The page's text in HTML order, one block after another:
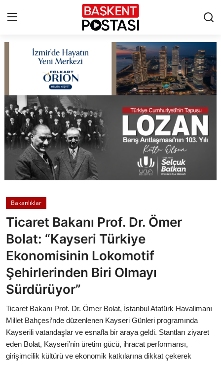
Çerez Politikası
Künye
Ankara
TBMM
Cumhurbaşkanlığı
Bakanlıklar
Siyasi Partiler
Mülki İdare
Toplum ve Yaşam
Sivil Toplum Kuruluşları
Kamu Kurumları ve Üst Kurullar
Bakanlıklar
Ticaret Bakanı Prof. Dr. Ömer
Bolat: “Kayseri Türkiye
Ekonomisinin Lokomotif
Şehirlerinden Biri Olmayı
Sürdürüyor”
Ticaret Bakanı Prof. Dr. Ömer Bolat, İstanbul Atatürk Havalimanı
Millet Bahçesi’nde düzenlenen Kayseri Günleri programında
Kayserili vatandaşlar ve esnafla bir araya geldi. Stantları ziyaret
eden Bolat, Kayseri’nin üretim gücü, ihracat performansı,
girişimcilik kültürü ve ekonomik katkılarına dikkat çekerek